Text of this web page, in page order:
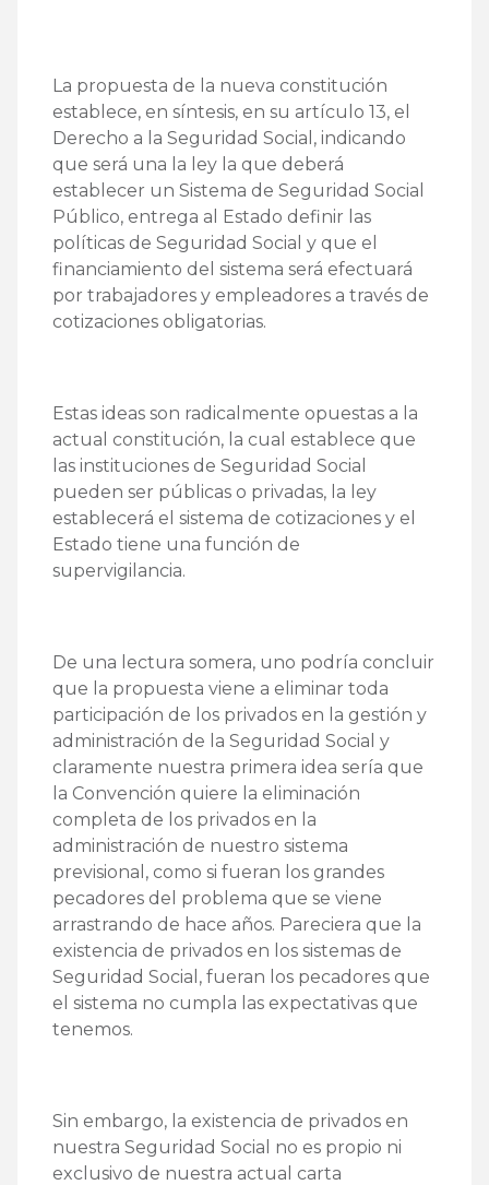
La propuesta de la nueva constitución
establece, en síntesis, en su artículo 13, el
Derecho a la Seguridad Social, indicando
que será una la ley la que deberá
establecer un Sistema de Seguridad Social
Público, entrega al Estado definir las
políticas de Seguridad Social y que el
financiamiento del sistema será efectuará
por trabajadores y empleadores a través de
cotizaciones obligatorias.
Estas ideas son radicalmente opuestas a la
actual constitución, la cual establece que
las instituciones de Seguridad Social
pueden ser públicas o privadas, la ley
establecerá el sistema de cotizaciones y el
Estado tiene una función de
supervigilancia.
De una lectura somera, uno podría concluir
que la propuesta viene a eliminar toda
participación de los privados en la gestión y
administración de la Seguridad Social y
claramente nuestra primera idea sería que
la Convención quiere la eliminación
completa de los privados en la
administración de nuestro sistema
previsional, como si fueran los grandes
pecadores del problema que se viene
arrastrando de hace años. Pareciera que la
existencia de privados en los sistemas de
Seguridad Social, fueran los pecadores que
el sistema no cumpla las expectativas que
tenemos.
Sin embargo, la existencia de privados en
nuestra Seguridad Social no es propio ni
exclusivo de nuestra actual carta